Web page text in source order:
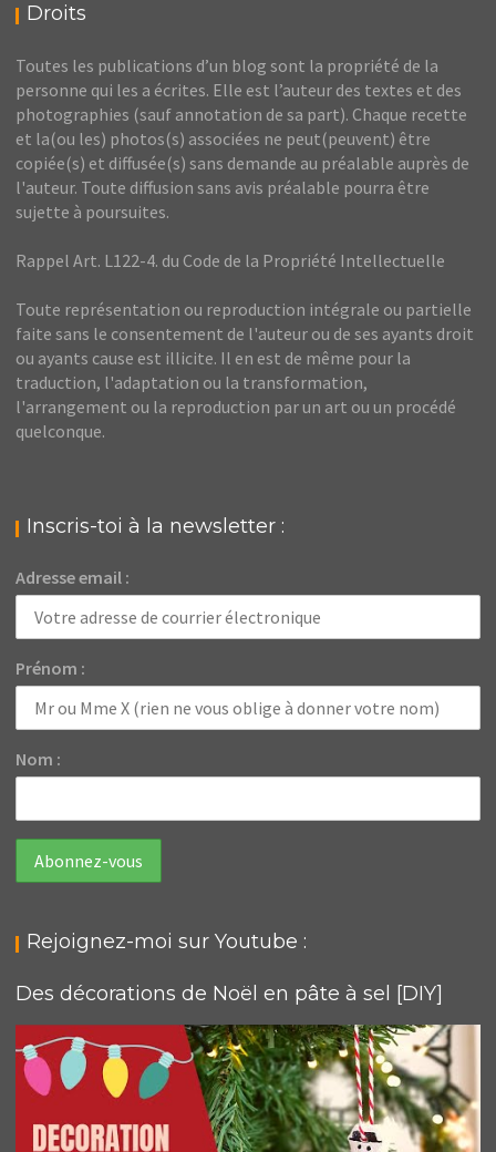
Droits
Toutes les publications d’un blog sont la propriété de la
personne qui les a écrites. Elle est l’auteur des textes et des
photographies (sauf annotation de sa part). Chaque recette
et la(ou les) photos(s) associées ne peut(peuvent) être
copiée(s) et diffusée(s) sans demande au préalable auprès de
l'auteur. Toute diffusion sans avis préalable pourra être
sujette à poursuites.
Rappel Art. L122-4. du Code de la Propriété Intellectuelle
Toute représentation ou reproduction intégrale ou partielle
faite sans le consentement de l'auteur ou de ses ayants droit
ou ayants cause est illicite. Il en est de même pour la
traduction, l'adaptation ou la transformation,
l'arrangement ou la reproduction par un art ou un procédé
quelconque.
Inscris-toi à la newsletter :
Adresse email :
Prénom :
Nom :
Rejoignez-moi sur Youtube :
Des décorations de Noël en pâte à sel [DIY]